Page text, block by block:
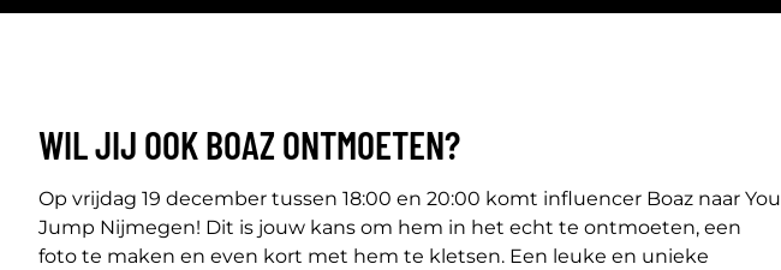
WIL JIJ OOK BOAZ ONTMOETEN?
Op vrijdag 19 december tussen 18:00 en 20:00 komt influencer Boaz naar You
Jump Nijmegen! Dit is jouw kans om hem in het echt te ontmoeten, een
foto te maken en even kort met hem te kletsen. Een leuke en unieke